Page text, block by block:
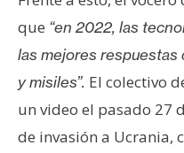
que “en 2022, las
las mejores
y misiles”. El colectivo
un video el pasado 27
de invasión a Ucrania,